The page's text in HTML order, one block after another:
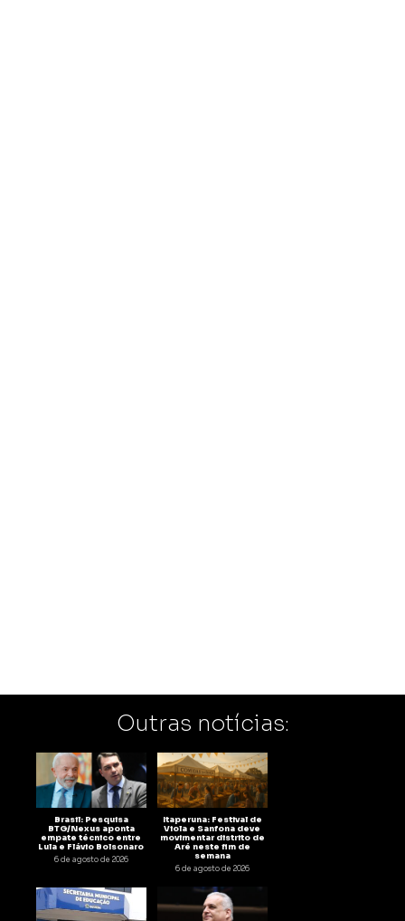
Outras notícias:
Brasil: Pesquisa
BTG/Nexus aponta
empate técnico entre
Lula e Flávio Bolsonaro
6 de agosto de 2026
Itaperuna: Festival de
Viola e Sanfona deve
movimentar distrito de
Aré neste fim de
semana
6 de agosto de 2026